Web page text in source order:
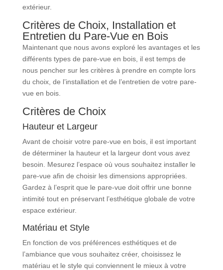
extérieur.
Critères de Choix, Installation et
Entretien du Pare-Vue en Bois
Maintenant que nous avons exploré les avantages et les
différents types de pare-vue en bois, il est temps de
nous pencher sur les critères à prendre en compte lors
du choix, de l’installation et de l’entretien de votre pare-
vue en bois.
Critères de Choix
Hauteur et Largeur
Avant de choisir votre pare-vue en bois, il est important
de déterminer la hauteur et la largeur dont vous avez
besoin. Mesurez l’espace où vous souhaitez installer le
pare-vue afin de choisir les dimensions appropriées.
Gardez à l’esprit que le pare-vue doit offrir une bonne
intimité tout en préservant l’esthétique globale de votre
espace extérieur.
Matériau et Style
En fonction de vos préférences esthétiques et de
l’ambiance que vous souhaitez créer, choisissez le
matériau et le style qui conviennent le mieux à votre